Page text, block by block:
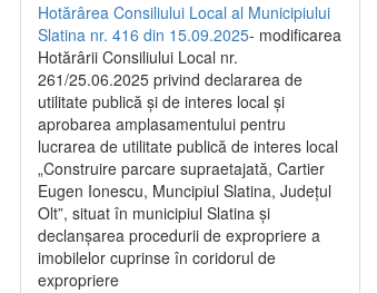
Hotărârea Consiliului Local al Municipiului
Slatina nr. 416 din 15.09.2025- modificarea
Hotărârii Consiliului Local nr.
261/25.06.2025 privind declararea de
utilitate publică și de interes local și
aprobarea amplasamentului pentru
lucrarea de utilitate publică de interes local
„Construire parcare supraetajată, Cartier
Eugen Ionescu, Muncipiul Slatina, Județul
Olt”, situat în municipiul Slatina și
declanșarea procedurii de expropriere a
imobilelor cuprinse în coridorul de
expropriere